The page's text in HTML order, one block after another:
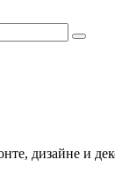
дизайне и